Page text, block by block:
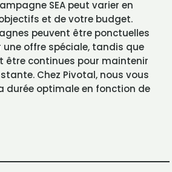
SEA peut varier en
et de votre budget.
peuvent être ponctuelles
offre spéciale, tandis que
être continues pour maintenir
Chez Pivotal, nous vous
durée optimale en fonction de